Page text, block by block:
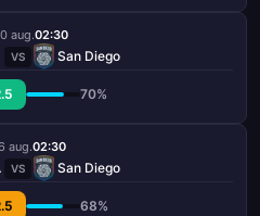
aug.02:30
VS San Diego
70%
aug.02:30
VS San Diego
68%